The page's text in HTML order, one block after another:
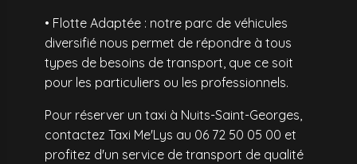
• Flotte Adaptée : notre parc de véhicules
diversifié nous permet de répondre à tous
types de besoins de transport, que ce soit
pour les particuliers ou les professionnels.
Pour réserver un taxi à Nuits-Saint-Georges,
contactez Taxi Me'Lys au 06 72 50 05 00 et
profitez d'un service de transport de qualité